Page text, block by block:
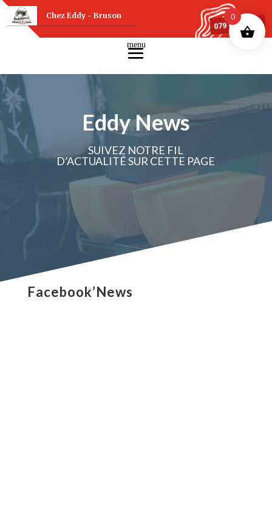
Chez Eddy - Bruson
079 607 75 88
Eddy News
SUIVEZ NOTRE FIL
D’ACTUALITÉ SUR CETTE PAGE
Facebook’News
0